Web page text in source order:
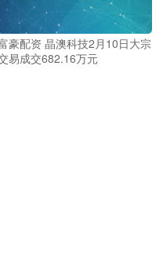
豪配资 晶澳科技2月10日大宗
易成交682.16万元